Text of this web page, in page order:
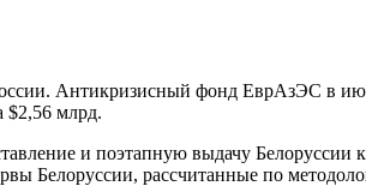
Антикризисный фонд ЕврАзЭС в
$2,56 млрд.
и поэтапную выдачу
Белоруссии, рассчитанные по